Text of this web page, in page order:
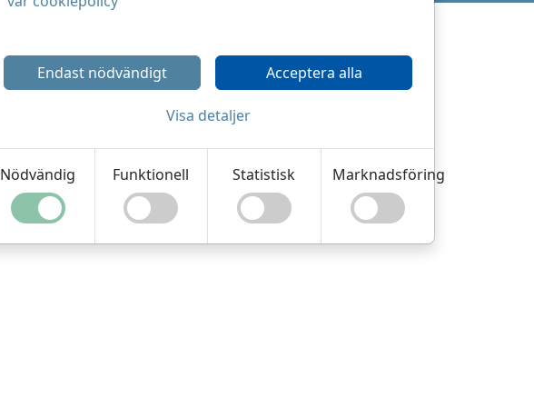
Endast nödvändigt Acceptera alla
Visa detaljer
Nödvändig Funktionell Statistisk Marknadsföring